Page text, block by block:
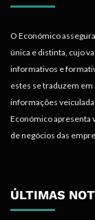
O Económico
única e distinta, cujo
informativos e
estes se traduzem em
informações
Económico apresenta
de negócios das
ÚLTIMAS